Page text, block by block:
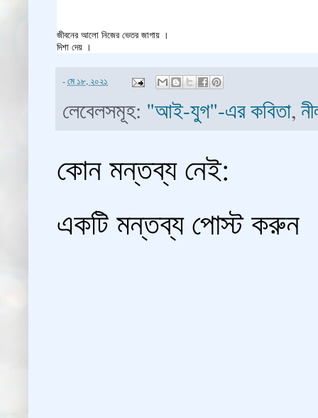
জীবনের আলো নিজের ভেতর জাগায় ।
দিশা দেয় ।
-মে ১৮, ২০২১
লেবেলসমূহ: "আই-যুগ"-এর কবিতা,
কোন মন্তব্য নেই:
একটি মন্তব্য পোস্ট করুন